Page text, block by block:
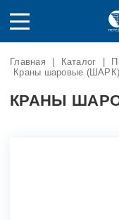
Главная Каталог
Краны шаровые (ШАРК)
КРАНЫ